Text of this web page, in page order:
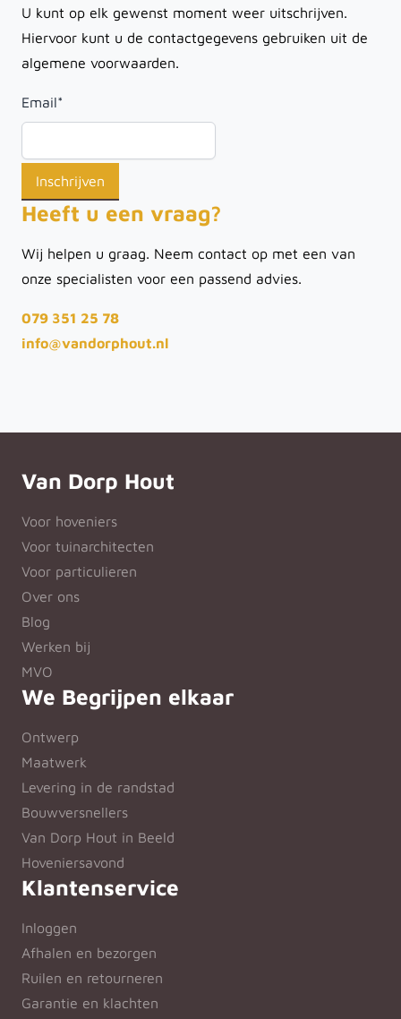
U kunt op elk gewenst moment weer uitschrijven.
Hiervoor kunt u de contactgegevens gebruiken uit de
algemene voorwaarden.
Email*
Heeft u een vraag?
Wij helpen u graag. Neem contact op met een van
onze specialisten voor een passend advies.
079 351 25 78
info@vandorphout.nl
Van Dorp Hout
Voor hoveniers
Voor tuinarchitecten
Voor particulieren
Over ons
Blog
Werken bij
MVO
We Begrijpen elkaar
Ontwerp
Maatwerk
Levering in de randstad
Bouwversnellers
Van Dorp Hout in Beeld
Hoveniersavond
Klantenservice
Inloggen
Afhalen en bezorgen
Ruilen en retourneren
Garantie en klachten